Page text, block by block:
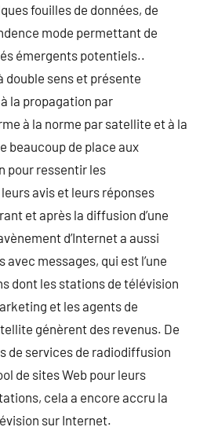
fouilles de données, de
mode permettant de
émergents potentiels..
double sens et présente
la propagation par
à la norme par satellite et à la
beaucoup de place aux
pour ressentir les
avis et leurs réponses
et après la diffusion d’une
d’Internet a aussi
avec messages, qui est l’une
dont les stations de télévision
et les agents de
génèrent des revenus. De
de services de radiodiffusion
de sites Web pour leurs
cela a encore accru la
sur Internet.